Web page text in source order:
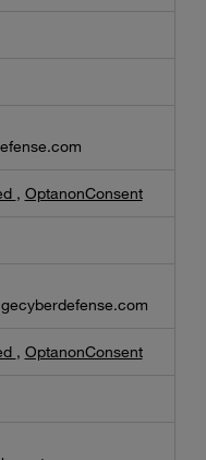
, OptanonConsent
, OptanonConsent